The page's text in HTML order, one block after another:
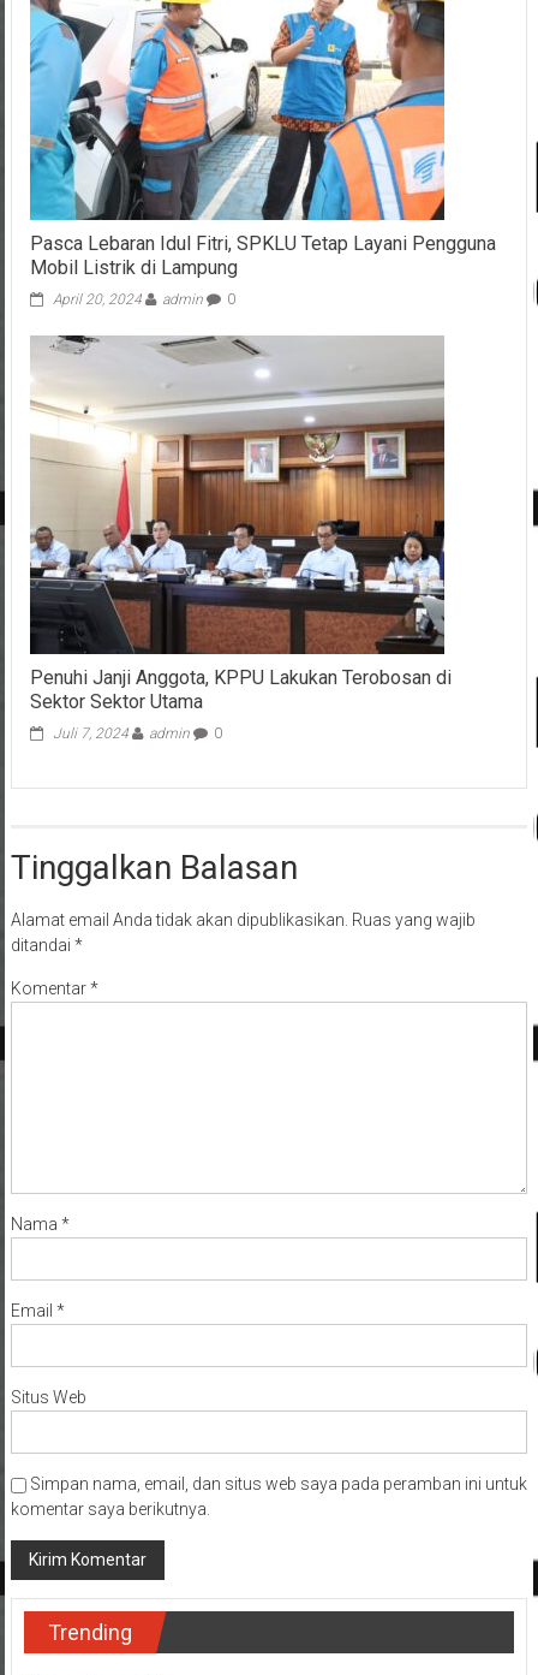
Pasca Lebaran Idul Fitri, SPKLU Tetap Layani Pengguna
Mobil Listrik di Lampung
April 20, 2024 admin 0
Penuhi Janji Anggota, KPPU Lakukan Terobosan di
Sektor Sektor Utama
Juli 7, 2024 admin 0
Tinggalkan Balasan
Alamat email Anda tidak akan dipublikasikan. Ruas yang wajib
ditandai *
Komentar*
Nama *
Email *
Situs Web
Simpan nama, email, dan situs web saya pada peramban ini untuk
komentar saya berikutnya.
Trending